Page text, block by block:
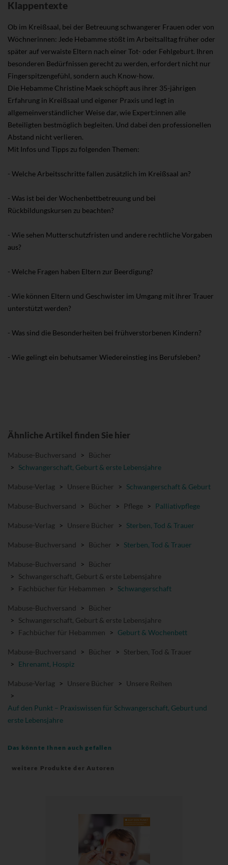
Klappentexte
Ob im Kreißsaal, bei der Betreuung schwangerer Frauen oder von
Wöchnerinnen: Jede Hebamme stößt im Arbeitsalltag früher oder
später auf verwaiste Eltern nach einer Tot- oder Fehlgeburt. Ihren
besonderen Bedürfnissen gerecht zu werden, erfordert nicht nur
Fingerspitzengefühl, sondern auch Know-how.
Die Hebamme Christine Maek schöpft aus ihrer 35-jährigen
Erfahrung in Kreißsaal und eigener Praxis und legt in
allgemeinverständlicher Weise dar, wie Expert:innen alle
Beteiligten bestmöglich begleiten. Und dabei den professionellen
Abstand nicht verlieren.
Mit Infos und Tipps zu folgenden Themen:
- Welche Arbeitsschritte fallen zusätzlich im Kreißsaal an?
- Was ist bei der Wochenbettbetreuung und bei
Rückbildungskursen zu beachten?
- Wie sehen Mutterschutzfristen und andere rechtliche Vorgaben
aus?
- Welche Fragen haben Eltern zur Beerdigung?
- Wie können Eltern und Geschwister im Umgang mit ihrer Trauer
unterstützt werden?
- Was sind die Besonderheiten bei frühverstorbenen Kindern?
- Wie gelingt ein behutsamer Wiedereinstieg ins Berufsleben?
Ähnliche Artikel finden Sie hier
Mabuse-Buchversand > Bücher
> Schwangerschaft, Geburt & erste Lebensjahre
Mabuse-Verlag > Unsere Bücher > Schwangerschaft & Geburt
Mabuse-Buchversand > Bücher > Pflege > Palliativpflege
Mabuse-Verlag > Unsere Bücher > Sterben, Tod & Trauer
Mabuse-Buchversand > Bücher > Sterben, Tod & Trauer
Mabuse-Buchversand > Bücher
> Schwangerschaft, Geburt & erste Lebensjahre
> Fachbücher für Hebammen > Schwangerschaft
Mabuse-Buchversand > Bücher
> Schwangerschaft, Geburt & erste Lebensjahre
> Fachbücher für Hebammen > Geburt & Wochenbett
Mabuse-Buchversand > Bücher > Sterben, Tod & Trauer
> Ehrenamt, Hospiz
Mabuse-Verlag > Unsere Bücher > Unsere Reihen
>
Auf den Punkt – Praxiswissen für Schwangerschaft, Geburt und
erste Lebensjahre
Das könnte Ihnen auch gefallen
weitere Produkte der Autoren